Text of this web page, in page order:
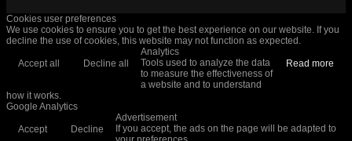
Cookies user preferences
We use cookies to ensure you to get the best experience on our website. If you
decline the use of cookies, this website may not function as expected.
Accept all Decline all Read more
Analytics
Tools used to analyze the data
to measure the effectiveness of
a website and to understand
how it works.
Google Analytics
Accept Decline
Advertisement
If you accept, the ads on the page will be adapted to